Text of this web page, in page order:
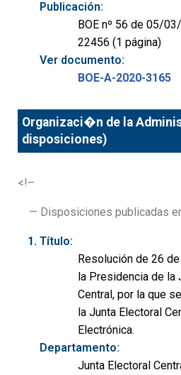
Publicación:
BOE nº 56 de 05/
22456 (1 página)
Ver documento:
BOE-A-2020-3165
Organizaci�n de la
disposiciones)
<!–
— Disposiciones publicadas
Título:
Resolución de 26
la Presidencia de la
Central, por la que
la Junta Electoral
Electrónica.
Departamento:
Junta Electoral